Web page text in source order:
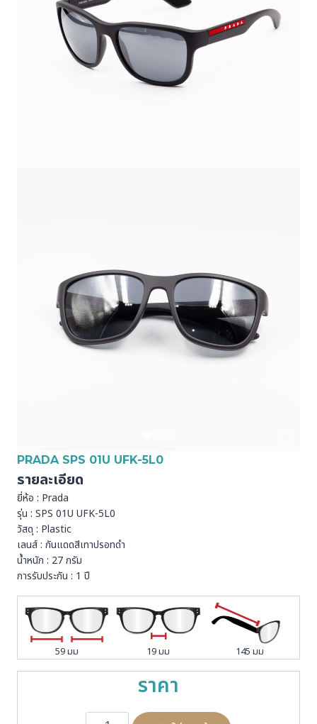
PRADA SPS 01U UFK-5L0
รายละเอียด
ยี่ห้อ : Prada
รุ่น : SPS 01U UFK-5L0
วัสดุ : Plastic
เลนส์ : กันแดดสีเทาปรอทดำ
น้ำหนัก : 27 กรัม
การรับประกัน : 1 ปี
59 มม 19 มม 145 มม
ราคา
จำ